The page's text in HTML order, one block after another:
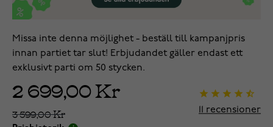
Missa inte denna möjlighet - beställ till kampanjpris
innan partiet tar slut! Erbjudandet gäller endast ett
exklusivt parti om 50 stycken.
2 699,00 Kr
3 599,00 Kr recensioner